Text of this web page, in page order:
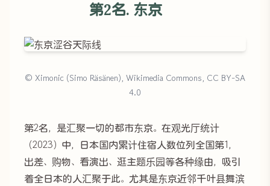
第2名. 东京
© Ximonic (Simo Räsänen), Wikimedia Commons, CC BY-SA
4.0
第2名，是汇聚一切的都市东京。在观光厅统计
（2023）中，日本国内累计住宿人数位列全国第1，
出差、购物、看演出、逛主题乐园等各种缘由，吸引
着全日本的人汇聚于此。尤其是东京近邻千叶县舞滨